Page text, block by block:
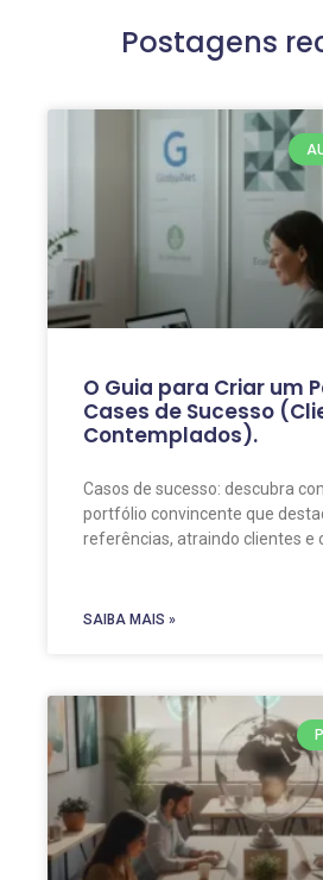
Postagens
O Guia para Criar um
Cases de Sucesso
Contemplados).
Casos de sucesso: descubra
portfólio convincente que
referências, atraindo clientes e
SAIBA MAIS »